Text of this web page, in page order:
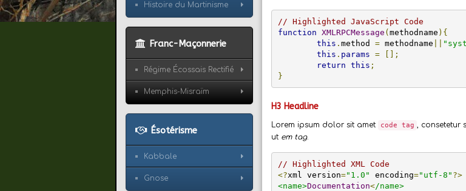
// Highlighted JavaScript Code
function XMLRPCMessage (methodname ){
this . method = methodname
this . params =
[];
return this ;
}
H3 Headline
Lorem ipsum dolor sit amet code tag , consetetur
ut em tag.
// Highlighted XML Code
<?xml version="1.0" encoding="utf-8" ?>
<name>Documentation</name>
Histoire du Martinisme
Franc-Maçonnerie
Régime Écossais Rectifié
Memphis-Misraïm
Ésotérisme
Kabbale
Gnose